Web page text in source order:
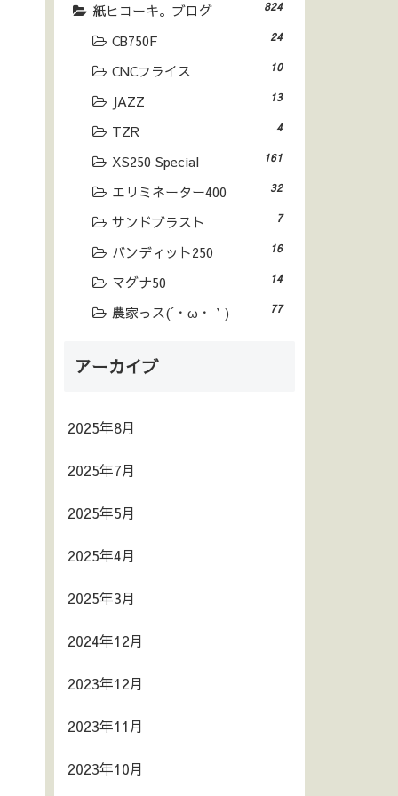
紙ヒコーキ。ブログ 824
CB750F 24
CNCフライス 10
JAZZ 13
TZR 4
XS250 Special 161
エリミネーター400 32
サンドブラスト 7
バンディット250 16
マグナ50 14
農家っス(´・ω・｀) 77
アーカイブ
2025年8月
2025年7月
2025年5月
2025年4月
2025年3月
2024年12月
2023年12月
2023年11月
2023年10月